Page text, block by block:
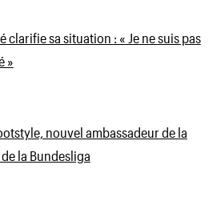
clarifie sa situation : « Je ne suis pas
»
nouvel ambassadeur de la
de la Bundesliga